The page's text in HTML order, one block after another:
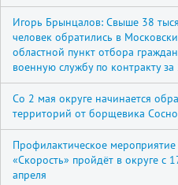
Игорь Брынцалов: Свыше 38
человек обратились в
областной пункт отбора
военную службу по контракту за
Со 2 мая округе начинается
территорий от борщевика
Профилактическое мероприятие
«Скорость» пройдёт в округе с
апреля